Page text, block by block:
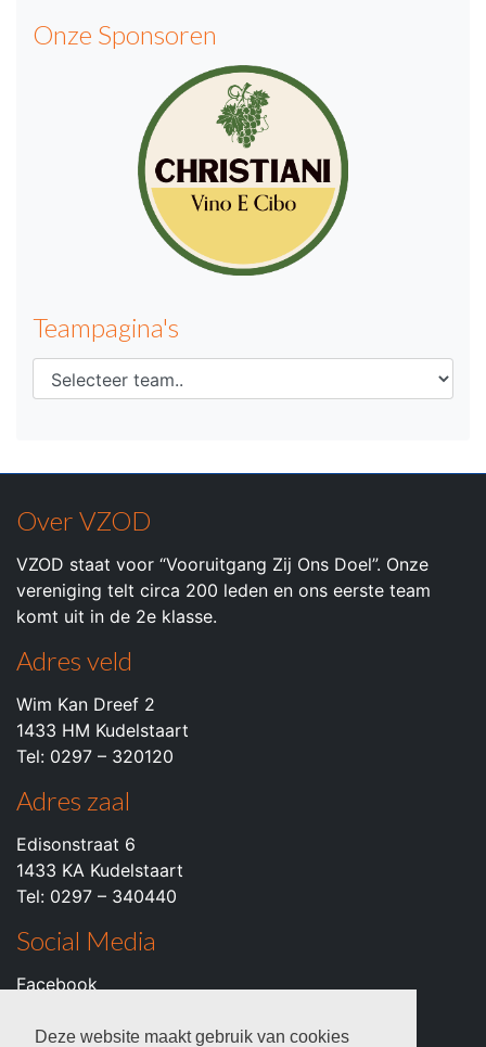
Deze website maakt gebruik van cookies
Onze Sponsoren
Teampagina's
Over VZOD
VZOD staat voor “Vooruitgang Zij Ons Doel”. Onze
vereniging telt circa 200 leden en ons eerste team
komt uit in de 2e klasse.
Adres veld
Wim Kan Dreef 2
1433 HM Kudelstaart
Tel: 0297 – 320120
Adres zaal
Edisonstraat 6
1433 KA Kudelstaart
Tel: 0297 – 340440
Social Media
Facebook
Youtube